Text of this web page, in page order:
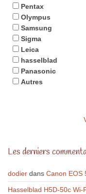
Pentax
Olympus
Samsung
Sigma
Leica
hasselblad
Panasonic
Autres
Les derniers
dodierdans Canon EOS
Hasselblad H5D-50c